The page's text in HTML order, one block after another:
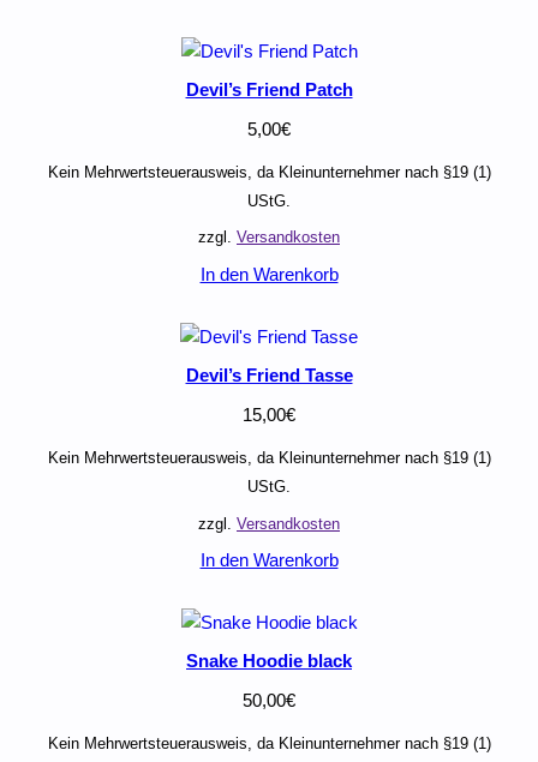
Devil’s Friend Patch
5,00€
Kein Mehrwertsteuerausweis, da Kleinunternehmer nach §19 (1)
UStG.
zzgl. Versandkosten
In den Warenkorb
Devil’s Friend Tasse
15,00€
Kein Mehrwertsteuerausweis, da Kleinunternehmer nach §19 (1)
UStG.
zzgl. Versandkosten
In den Warenkorb
Snake Hoodie black
50,00€
Kein Mehrwertsteuerausweis, da Kleinunternehmer nach §19 (1)